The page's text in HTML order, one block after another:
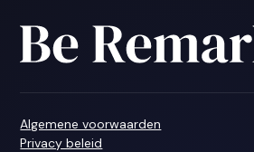
Algemene voorwaarden
Privacy beleid